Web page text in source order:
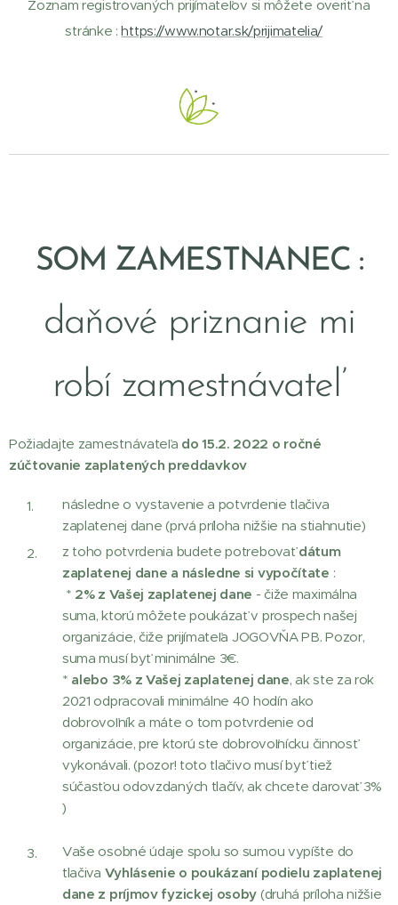
Zoznam registrovaných prijímateľov si môžete overiť na
stránke :https://www.notar.sk/prijimatelia/
SOM ZAMESTNANEC :
daňové priznanie mi
robí zamestnávateľ
Požiadajte zamestnávateľa do 15.2. 2022 o ročné
zúčtovanie zaplatených preddavkov
následne o vystavenie a potvrdenie tlačiva
zaplatenej dane (prvá príloha nižšie na stiahnutie)
z toho potvrdenia budete potrebovaťdátum
zaplatenej dane a následne si vypočítate :
* 2% z Vašej zaplatenej dane - čiže maximálna
suma, ktorú môžete poukázať v prospech našej
organizácie, čiže prijímateľa JOGOVŇA PB. Pozor,
suma musí byť minimálne 3€.
* alebo 3% z Vašej zaplatenej dane, ak ste za rok
2021 odpracovali minimálne 40 hodín ako
dobrovoľník a máte o tom potvrdenie od
organizácie, pre ktorú ste dobrovoľnícku činnosť
vykonávali. (pozor! toto tlačivo musí byť tiež
súčasťou odovzdaných tlačív, ak chcete darovať 3%
)
Vaše osobné údaje spolu so sumou vypíšte do
tlačiva Vyhlásenie o poukázaní podielu zaplatenej
dane z príjmov fyzickej osoby (druhá príloha nižšie